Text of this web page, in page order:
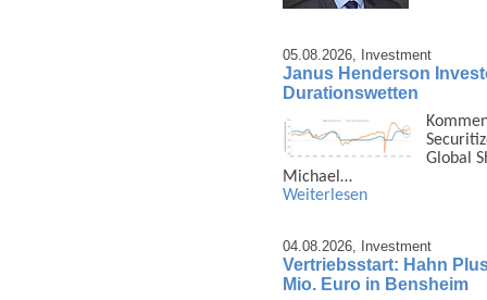
05.08.2026, Investment
Janus Henderson
Durationswetten
Global
Michael…
Weiterlesen
04.08.2026, Investment
Vertriebsstart: Hahn
Mio. Euro in Bensheim